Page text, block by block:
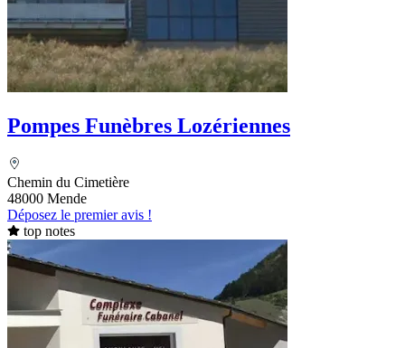
Pompes Funèbres Lozériennes
Chemin du Cimetière
48000 Mende
Déposez le premier avis !
top notes